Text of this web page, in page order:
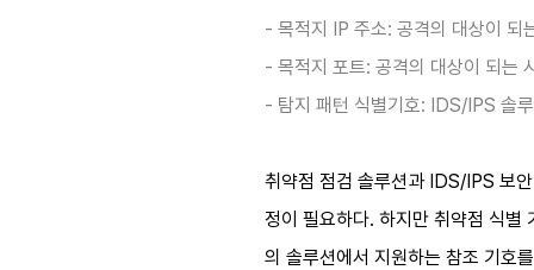
- 목적지 IP 주소: 공격의 대상이 되
- 목적지 포트: 공격의 대상이 되는
- 탐지 패턴 식별기호: IDS/IPS 솔
취약점 점검 솔루션과 IDS/IPS 보
정이 필요하다. 하지만 취약점 식별
의 솔루션에서 지원하는 참조 기